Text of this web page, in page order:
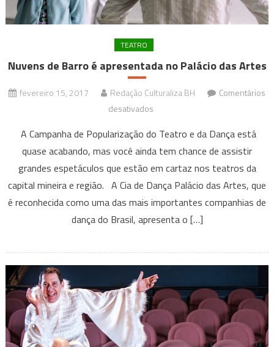
TEATRO
Nuvens de Barro é apresentada no Palácio das Artes
fevereiro 15, 2017 Redação Culturaliza BH
Comentários
desativados
de
Barro
é
apresentada
no
Palácio
A Campanha de Popularização do Teatro e da Dança está
quase acabando, mas você ainda tem chance de assistir
grandes espetáculos que estão em cartaz nos teatros da
capital mineira e região. A Cia de Dança Palácio das Artes, que
é reconhecida como uma das mais importantes companhias de
dança do Brasil, apresenta o […]